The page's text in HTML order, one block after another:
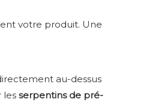
votre produit. Une
au-dessus
les serpentins de pré-